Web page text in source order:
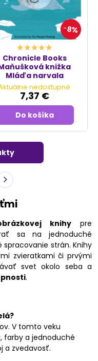
8%
Chronicle Books
knižka
Mláďa narvala
nedostupné
7,37 €
Do košíka
knihy pre
sa na jednoduché
strán. Knihy
zvieratkami či prvými
svet okolo seba a
.
V tomto veku
farby a jednoduché
a zvedavosť.